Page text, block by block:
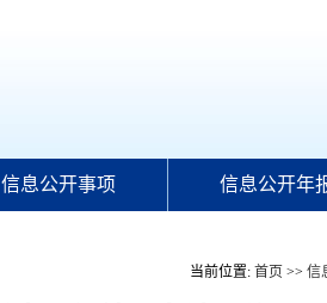
信息公开事项 信息公开年
当前位置: 首页 >> 信